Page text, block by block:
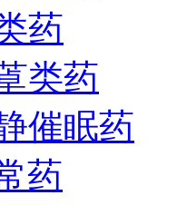
药
类药
催眠药
药